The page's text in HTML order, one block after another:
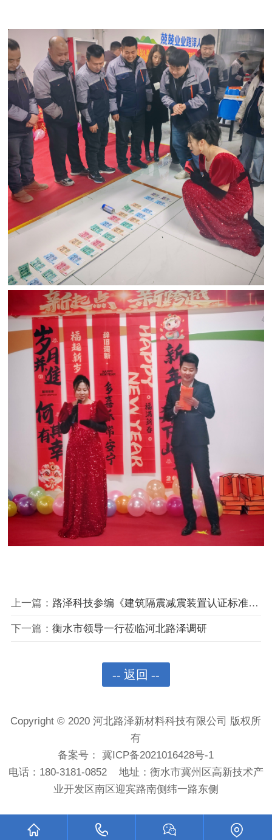
上一篇： 路泽科技参编《建筑隔震减震装置认证标准T/CCES 6005-2024》
下一篇： 衡水市领导一行莅临河北路泽调研
-- 返回 --
Copyright © 2020 河北路泽新材料科技有限公司 版权所
有
备案号：冀ICP备2021016428号-1
电话：180-3181-0852 地址：衡水市冀州区高新技术产
业开发区南区迎宾路南侧纬一路东侧